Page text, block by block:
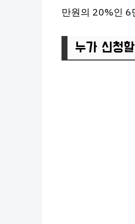
만원의 20%인 6
누가 신청